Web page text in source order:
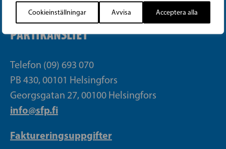
Cookieinställningar Avvisa Acceptera alla
PARTIKANSLIET
Telefon (09) 693 070
PB 430, 00101 Helsingfors
Georgsgatan 27, 00100 Helsingfors
info@sfp.fi
Faktureringsuppgifter